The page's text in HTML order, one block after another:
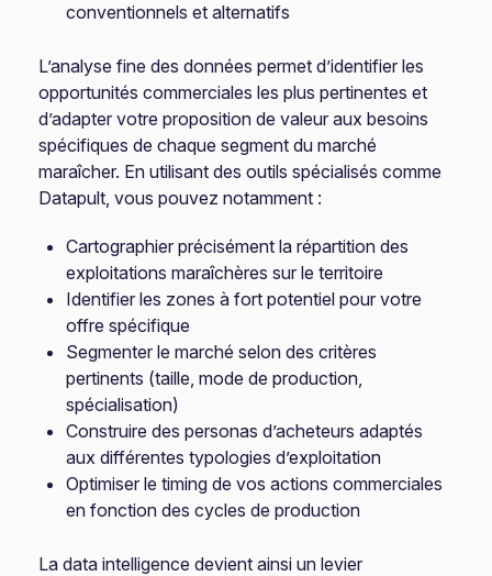
conventionnels et alternatifs
L’analyse fine des données permet d’identifier les
opportunités commerciales les plus pertinentes et
d’adapter votre proposition de valeur aux besoins
spécifiques de chaque segment du marché
maraîcher. En utilisant des outils spécialisés comme
Datapult, vous pouvez notamment :
Cartographier précisément la répartition des
exploitations maraîchères sur le territoire
Identifier les zones à fort potentiel pour votre
offre spécifique
Segmenter le marché selon des critères
pertinents (taille, mode de production,
spécialisation)
Construire des personas d’acheteurs adaptés
aux différentes typologies d’exploitation
Optimiser le timing de vos actions commerciales
en fonction des cycles de production
La data intelligence devient ainsi un levier